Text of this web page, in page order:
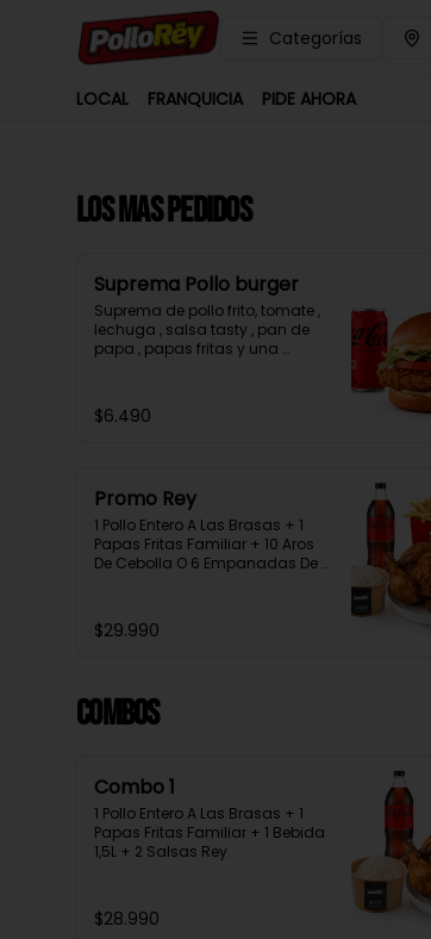
Categorías
LOCAL FRANQUICIA PIDE AHORA
LOS MAS PEDIDOS
Suprema Pollo burger
Suprema de pollo frito, tomate ,
lechuga , salsa tasty , pan de
papa , papas fritas y una
$6.490
Promo Rey
1 Pollo Entero A Las Brasas + 1
Papas Fritas Familiar + 10 Aros
De Cebolla O 6 Empanadas De
$29.990
Combos
Combo 1
1 Pollo Entero A Las Brasas + 1
Papas Fritas Familiar + 1 Bebida
1,5L + 2 Salsas Rey.
$28.990